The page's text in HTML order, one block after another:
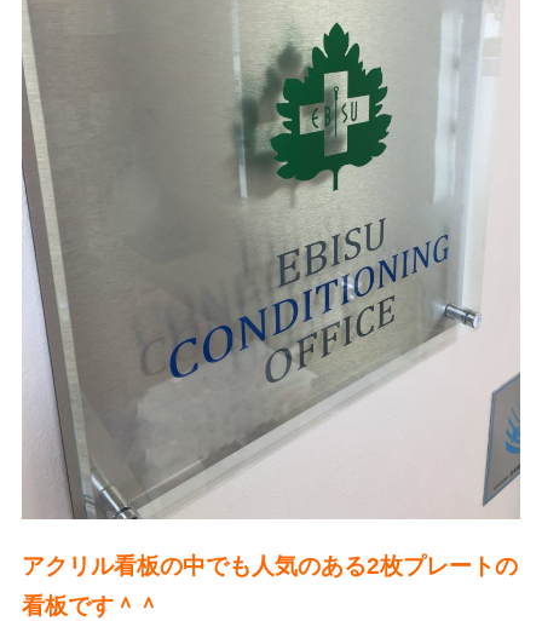
アクリル看板の中でも人気のある2枚プレートの
看板です＾＾